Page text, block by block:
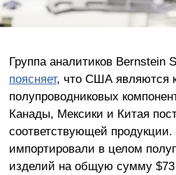
Группа аналитиков Bernstein
поясняет, что США являются
полупроводниковых
Канады, Мексики и Китая
соответствующей
импортировали в целом
изделий на общую сумму